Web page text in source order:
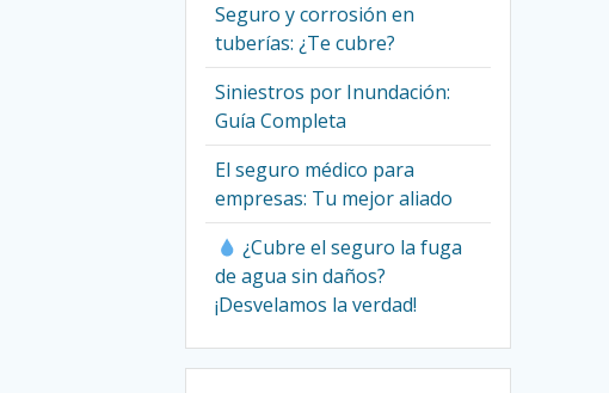
Seguro y corrosión en
tuberías: ¿Te cubre?
Siniestros por Inundación:
Guía Completa
El seguro médico para
empresas: Tu mejor aliado
¿Cubre el seguro la fuga
de agua sin daños?
¡Desvelamos la verdad!